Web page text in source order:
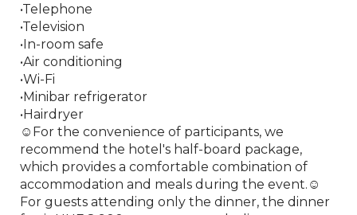
•Telephone
•Television
•In-room safe
•Air conditioning
•Wi-Fi
•Minibar refrigerator
•Hairdryer
☺︎For the convenience of participants, we
recommend the hotel's half-board package,
which provides a comfortable combination of
accommodation and meals during the event.☺︎
For guests attending only the dinner, the dinner